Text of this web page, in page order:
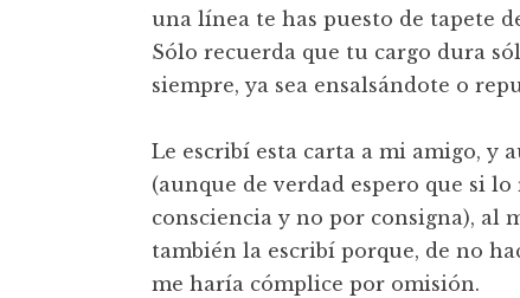
una línea te has puesto de tapete
Sólo recuerda que tu cargo dura
siempre, ya sea ensalsándote o
Le escribí esta carta a mi amigo, y
(aunque de verdad espero que si
consciencia y no por consigna), al
también la escribí porque, de no
me haría cómplice por omisión.